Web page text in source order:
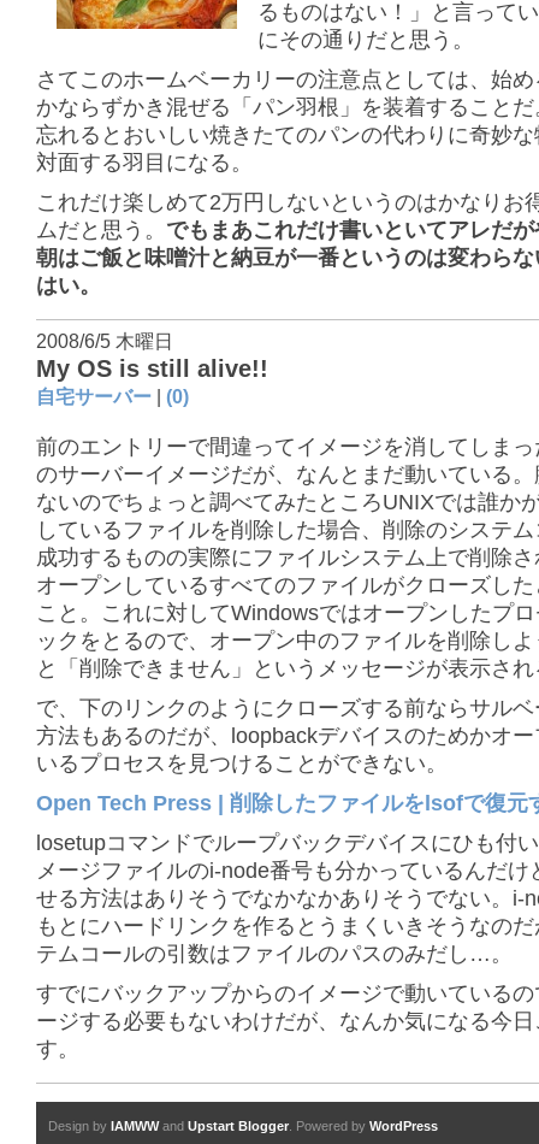
るものはない！」と言って
にその通りだと思う。
さてこのホームベーカリーの注意点としては、始
かならずかき混ぜる「パン羽根」を装着すること
忘れるとおいしい焼きたてのパンの代わりに奇妙
対面する羽目になる。
これだけ楽しめて2万円しないというのはかなりお
ムだと思う。 でもまあこれだけ書いといてアレだ
朝はご飯と味噌汁と納豆が一番というのは変わら
はい。
2008/6/5 木曜日
My OS is still alive!!
自宅サーバー (0)
前のエントリーで間違ってイメージを消してしま
のサーバーイメージだが、なんとまだ動いている
ないのでちょっと調べてみたところUNIXでは誰か
しているファイルを削除した場合、削除のシステ
成功するものの実際にファイルシステム上で削除
オープンしているすべてのファイルがクローズし
こと。これに対してWindowsではオープンしたプ
ックをとるので、オープン中のファイルを削除し
と「削除できません」というメッセージが表示さ
で、下のリンクのようにクローズする前ならサル
方法もあるのだが、loopbackデバイスのためかオ
いるプロセスを見つけることができない。
Open Tech Press | 削除したファイルをlsofで復元
losetupコマンドでループバックデバイスにひも付
メージファイルのi-node番号も分かっているんだけ
せる方法はありそうでなかなかありそうでない。i-
もとにハードリンクを作るとうまくいきそうなの
テムコールの引数はファイルのパスのみだし…。
すでにバックアップからのイメージで動いている
ージする必要もないわけだが、なんか気になる今
す。
Design by IAMWWand Upstart Blogger . Powered by WordPress